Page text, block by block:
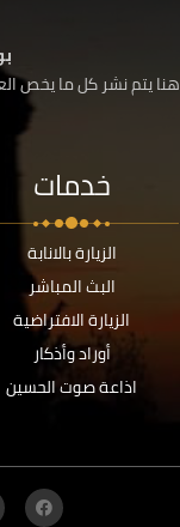
هنا يتم نشر كل ما يخص
خدمات
الزيارة بالانابة
البث المباشر
الزيارة الافتراضية
أوراد وأذكار
اذاعة صوت الحسين